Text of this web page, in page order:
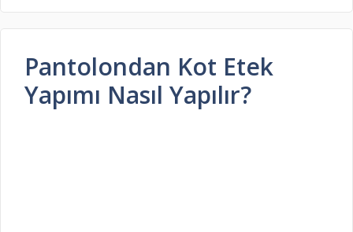
Pantolondan Kot Etek
Yapımı Nasıl Yapılır?